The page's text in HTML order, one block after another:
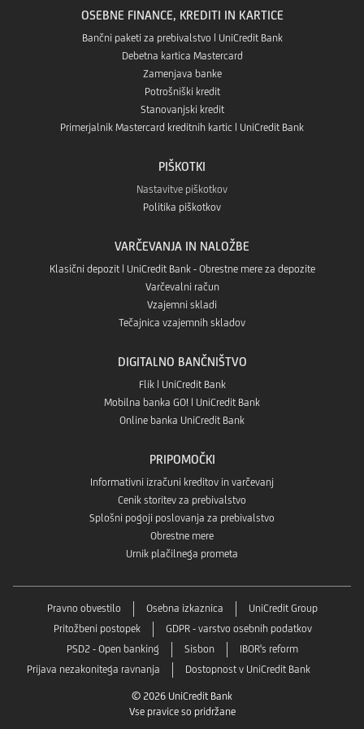
Play
App
store
v
Aplikaciji
App
OSEBNE FINANCE, KREDITI IN KARTICE
Bančni paketi za prebivalstvo | UniCredit Bank
Debetna kartica Mastercard
Zamenjava banke
Potrošniški kredit
Stanovanjski kredit
Primerjalnik Mastercard kreditnih kartic | UniCredit Bank
PIŠKOTKI
Nastavitve piškotkov
Politika piškotkov
VARČEVANJA IN NALOŽBE
Klasični depozit | UniCredit Bank - Obrestne mere za depozite
Varčevalni račun
Vzajemni skladi
Tečajnica vzajemnih skladov
DIGITALNO BANČNIŠTVO
Flik | UniCredit Bank
Mobilna banka GO! | UniCredit Bank
Online banka UniCredit Bank
PRIPOMOČKI
Informativni izračuni kreditov in varčevanj
Cenik storitev za prebivalstvo
Splošni pogoji poslovanja za prebivalstvo
Obrestne mere
Urnik plačilnega prometa
Pravno obvestilo Osebna izkaznica
UniCredit Group
Pritožbeni postopek
GDPR - varstvo osebnih podatkov
PSD2 - Open banking
Sisbon
IBOR's reform
Prijava nezakonitega ravnanja
Dostopnost v UniCredit Bank
© 2026 UniCredit Bank
Vse pravice so pridržane